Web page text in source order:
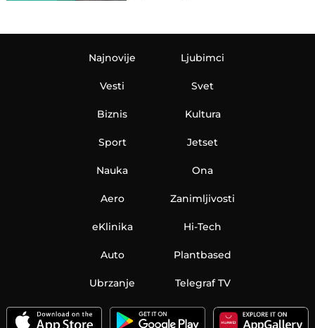
Najnovije
Vesti
Biznis
Sport
Nauka
Aero
Ljubimci
Svet
Kultura
Jetset
Ona
Zanimljivosti
eKlinika Hi-Tech
Auto Plantbased
Ubrzanje Telegraf TV